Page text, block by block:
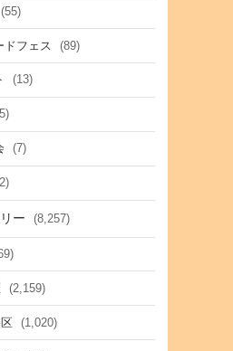
(55)
ドフェス (89)
(13)
(7)
ー (8,257)
(2,159)
(1,020)